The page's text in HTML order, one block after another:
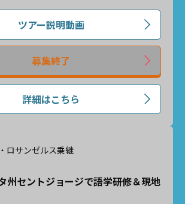
ツアー説明動画
募集終了
詳細はこちら
ロサンゼルス乗継
州セントジョージで語学研修＆現地